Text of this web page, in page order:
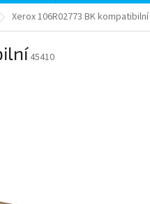
Xerox 106R02773 BK kompatibilní
45410